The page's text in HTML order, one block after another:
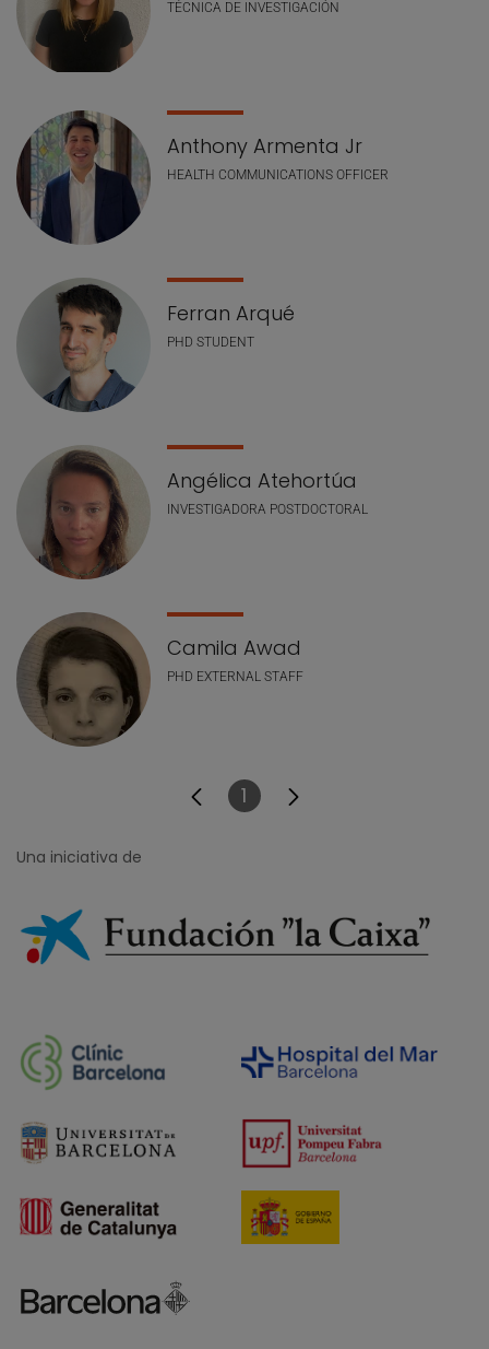
TÉCNICA DE INVESTIGACIÓN
Anthony Armenta Jr
HEALTH COMMUNICATIONS OFFICER
Ferran Arqué
PHD STUDENT
Angélica Atehortúa
INVESTIGADORA POSTDOCTORAL
Camila Awad
PHD EXTERNAL STAFF
Página
1
Una iniciativa de